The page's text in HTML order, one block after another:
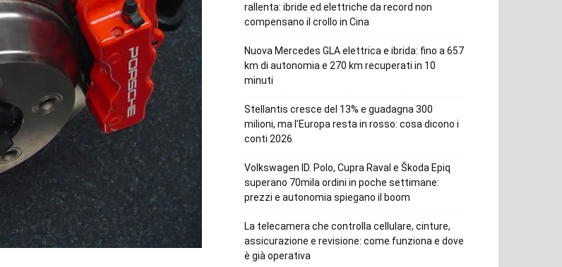
rallenta: ibride ed elettriche da record non
compensano il crollo in Cina
Nuova Mercedes GLA elettrica e ibrida: fino a 657
km di autonomia e 270 km recuperati in 10
minuti
Stellantis cresce del 13% e guadagna 300
milioni, ma l’Europa resta in rosso: cosa dicono i
conti 2026
Volkswagen ID. Polo, Cupra Raval e Škoda Epiq
superano 70mila ordini in poche settimane:
prezzi e autonomia spiegano il boom
La telecamera che controlla cellulare, cinture,
assicurazione e revisione: come funziona e dove
è già operativa